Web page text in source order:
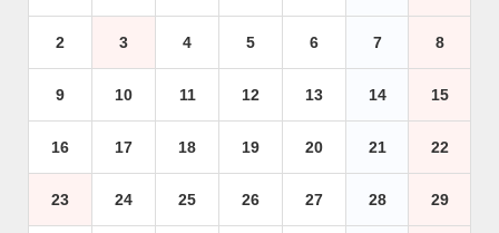
2 3 4 5 6 7 8
9 10 11 12 13 14 15
16 17 18 19 20 21 22
23 24 25 26 27 28 29